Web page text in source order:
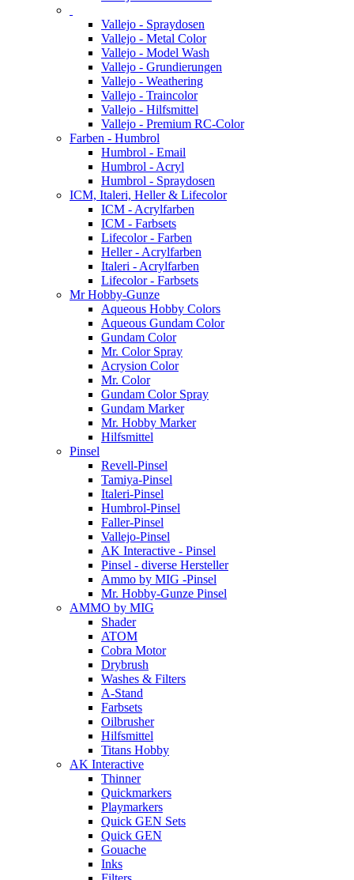
Vallejo - Spraydosen
Vallejo - Metal Color
Vallejo - Model Wash
Vallejo - Grundierungen
Vallejo - Weathering
Vallejo - Traincolor
Vallejo - Hilfsmittel
Vallejo - Premium RC-Color
Farben - Humbrol
Humbrol - Email
Humbrol - Acryl
Humbrol - Spraydosen
ICM, Italeri, Heller & Lifecolor
ICM - Acrylfarben
ICM - Farbsets
Lifecolor - Farben
Heller - Acrylfarben
Italeri - Acrylfarben
Lifecolor - Farbsets
Mr Hobby-Gunze
Aqueous Hobby Colors
Aqueous Gundam Color
Gundam Color
Mr. Color Spray
Acrysion Color
Mr. Color
Gundam Color Spray
Gundam Marker
Mr. Hobby Marker
Hilfsmittel
Pinsel
Revell-Pinsel
Tamiya-Pinsel
Italeri-Pinsel
Humbrol-Pinsel
Faller-Pinsel
Vallejo-Pinsel
AK Interactive - Pinsel
Pinsel - diverse Hersteller
Ammo by MIG -Pinsel
Mr. Hobby-Gunze Pinsel
AMMO by MIG
Shader
ATOM
Cobra Motor
Drybrush
Washes & Filters
A-Stand
Farbsets
Oilbrusher
Hilfsmittel
Titans Hobby
AK Interactive
Thinner
Quickmarkers
Playmarkers
Quick GEN Sets
Quick GEN
Gouache
Inks